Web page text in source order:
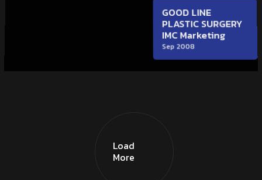
GOOD LINE
PLASTIC SURGERY
IMC Marketing
Sep 2008
Load
More